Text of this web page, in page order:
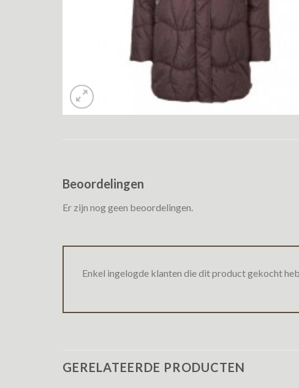
Beoordelingen
Er zijn nog geen beoordelingen.
Enkel ingelogde klanten die dit product gekocht
GERELATEERDE PRODUCTEN